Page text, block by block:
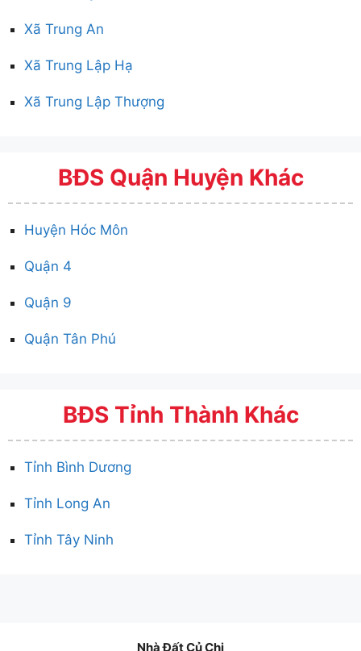
Xã Trung An
Xã Trung Lập Hạ
Xã Trung Lập Thượng
BĐS Quận Huyện Khác
Huyện Hóc Môn
Quận 4
Quận 9
Quận Tân Phú
BĐS Tỉnh Thành Khác
Tỉnh Bình Dương
Tỉnh Long An
Tỉnh Tây Ninh
Nhà Đất Củ Chi